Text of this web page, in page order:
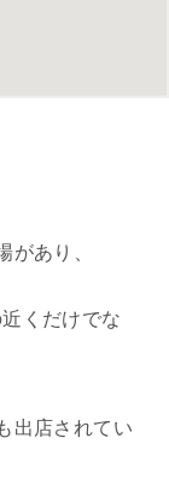
があり、
くだけでな
出店されてい